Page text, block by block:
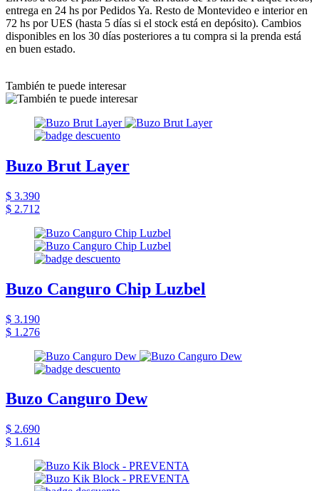
entrega en 24 hs por Pedidos Ya. Resto de Montevideo e interior en
72 hs por UES (hasta 5 días si el stock está en depósito). Cambios
disponibles en los 30 días posteriores a tu compra si la prenda está
en buen estado.
También te puede interesar
Buzo Brut Layer
$ 3.390
$ 2.712
Buzo Canguro Chip Luzbel
$ 3.190
$ 1.276
Buzo Canguro Dew
$ 2.690
$ 1.614